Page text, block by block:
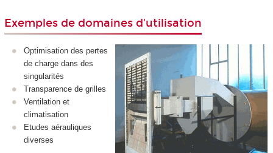
Exemples de domaines d'utilisation
Optimisation des pertes
de charge dans des
singularités
Transparence de grilles
Ventilation et
climatisation
Etudes aérauliques
diverses